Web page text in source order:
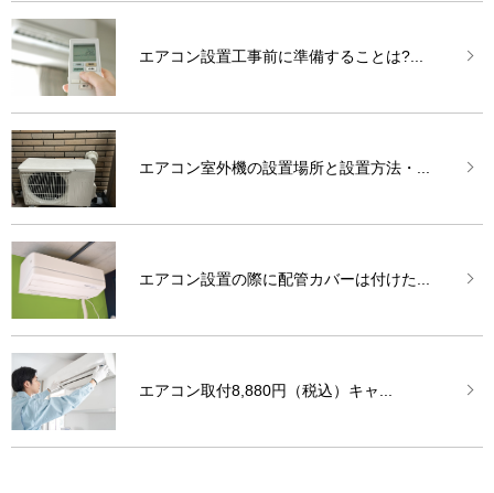
エアコン設置工事前に準備することは?...
エアコン室外機の設置場所と設置方法・...
エアコン設置の際に配管カバーは付けた...
エアコン取付8,880円（税込）キャ...